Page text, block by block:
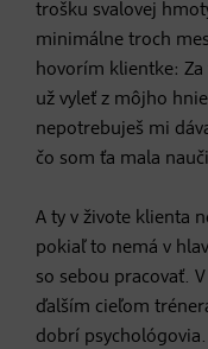
trošku svalovej
minimálne troch
hovorím klientke: Za
už vyleť z môjho
nepotrebuješ mi
čo som ťa mala
A ty v živote klienta
pokiaľ to nemá v
so sebou pracovať.
ďalším cieľom
dobrí